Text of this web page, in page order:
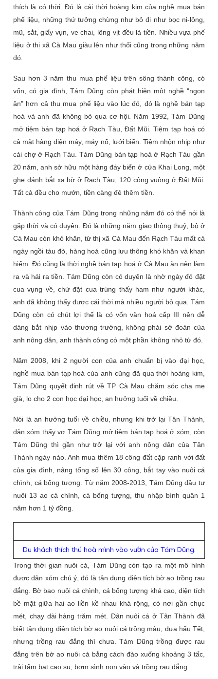
thích là có thời. Đó là cái thời hoàng kim của nghề mua bán
phế liệu, những thứ tưởng chừng như bỏ đi như bọc ni-lông,
mũ, sắt, giấy vụn, ve chai, lông vịt đều là tiền. Nhiều vựa phế
liệu ở thị xã Cà Mau giàu lên như thổi cũng trong những năm
đó.
Sau hơn 3 năm thu mua phế liệu trên sông thành công, có
vốn, có gia đình, Tám Dũng còn phát hiện một nghề "ngon
ăn" hơn cả thu mua phế liệu vào lúc đó, đó là nghề bán tạp
hoá và anh đã không bỏ qua cơ hội. Năm 1992, Tám Dũng
mở tiệm bán tạp hoá ở Rạch Tàu, Đất Mũi. Tiệm tạp hoá có
cả mặt hàng điện máy, máy nổ, lưới biển. Tiệm nhộn nhịp như
cái chợ ở Rạch Tàu. Tám Dũng bán tạp hoá ở Rạch Tàu gần
20 năm, anh sở hữu một hàng đáy biển ở cửa Khai Long, một
ghe đánh bắt xa bờ ở Rạch Tàu, 120 công vuông ở Đất Mũi.
Tất cả đều cho mướn, tiền càng đẻ thêm tiền.
Thành công của Tám Dũng trong những năm đó có thể nói là
gặp thời và có duyên. Đó là những năm giao thông thuỷ, bộ ở
Cà Mau còn khó khăn, từ thị xã Cà Mau đến Rạch Tàu mất cả
ngày ngồi tàu đò, hàng hoá cũng lưu thông khó khăn và khan
hiếm. Đó cũng là thời nghề bán tạp hoá ở Cà Mau ăn nên làm
ra và hái ra tiền. Tám Dũng còn có duyên là nhờ ngày đó đặt
cua vụng về, chứ đặt cua trúng thấy ham như người khác,
anh đã không thấy được cái thời mà nhiều người bỏ qua. Tám
Dũng còn có chút lợi thế là có vốn văn hoá cấp III nên dễ
dàng bắt nhịp vào thương trường, không phải sở đoản của
anh nông dân, anh thành công có một phần không nhỏ từ đó.
Năm 2008, khi 2 người con của anh chuẩn bị vào đại học,
nghề mua bán tạp hoá của anh cũng đã qua thời hoàng kim,
Tám Dũng quyết định rút về TP Cà Mau chăm sóc cha mẹ
già, lo cho 2 con học đại học, an hưởng tuổi về chiều.
Nói là an hưởng tuổi về chiều, nhưng khi trở lại Tân Thành,
dân xóm thấy vợ Tám Dũng mở tiệm bán tạp hoá ở xóm, còn
Tám Dũng thì gần như trở lại với anh nông dân của Tân
Thành ngày nào. Anh mua thêm 18 công đất cặp ranh với đất
của gia đình, nâng tổng số lên 30 công, bắt tay vào nuôi cá
chình, cá bống tượng. Từ năm 2008-2013, Tám Dũng đầu tư
nuôi 13 ao cá chình, cá bống tượng, thu nhập bình quân 1
năm hơn 1 tỷ đồng.
Du khách thích thú hoà mình vào vườn của Tám Dũng.
Trong thời gian nuôi cá, Tám Dũng còn tạo ra một mô hình
được dân xóm chú ý, đó là tận dụng diện tích bờ ao trồng rau
đắng. Bờ bao nuôi cá chình, cá bống tượng khá cao, diện tích
bề mặt giữa hai ao liền kề nhau khá rộng, có nơi gần chục
mét, chạy dài hàng trăm mét. Dân nuôi cá ở Tân Thành đã
biết tận dụng diện tích bờ ao nuôi cá trồng màu, dưa hấu Tết,
nhưng trồng rau đắng thì chưa. Tám Dũng trồng được rau
đắng trên bờ ao nuôi cá bằng cách đào xuống khoảng 3 tấc,
trải tấm bạt cao su, bơm sình non vào và trồng rau đắng.